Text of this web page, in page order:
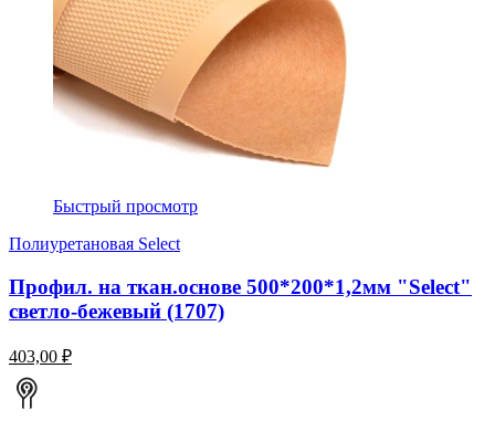
Быстрый просмотр
Полиуретановая Select
Профил. на ткан.основе 500*200*1,2мм "Select"
светло-бежевый (1707)
403,00 ₽